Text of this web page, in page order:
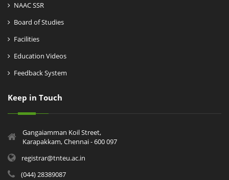
NAAC SSR
Board of Studies
Facilities
Education Videos
Feedback System
Keep in Touch
Gangaiamman Koil Street,
Karapakkam, Chennai - 600 097
registrar@tnteu.ac.in
(044) 28389087